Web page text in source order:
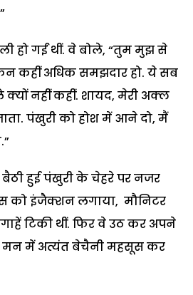
हो गईं थीं. वे बोले, “तुम मुझ से
कहीं अधिक समझदार हो. ये सब
नहीं कहीं. शायद, मेरी अक्ल
पंखुरी को होश में आने दो, मैं
हुई पंखुरी के चेहरे पर नजर
को इंजैक्शन लगाया, मौनिटर
टिकी थीं. फिर वे उठ कर अपने
मन में अत्यंत बेचैनी महसूस कर